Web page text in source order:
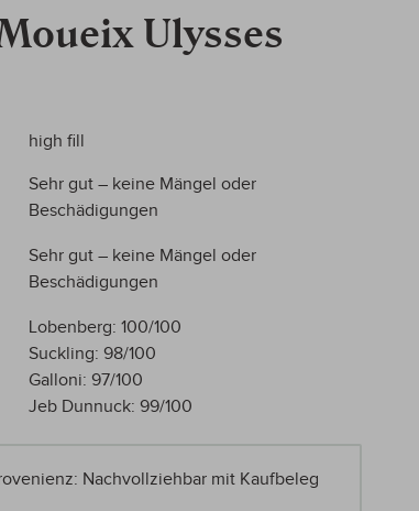
Ulysses
high fill
Sehr gut – keine Mängel oder
Beschädigungen
Sehr gut – keine Mängel oder
Beschädigungen
Lobenberg: 100/100
Suckling: 98/100
Galloni: 97/100
Jeb Dunnuck: 99/100
Nachvollziehbar mit Kaufbeleg